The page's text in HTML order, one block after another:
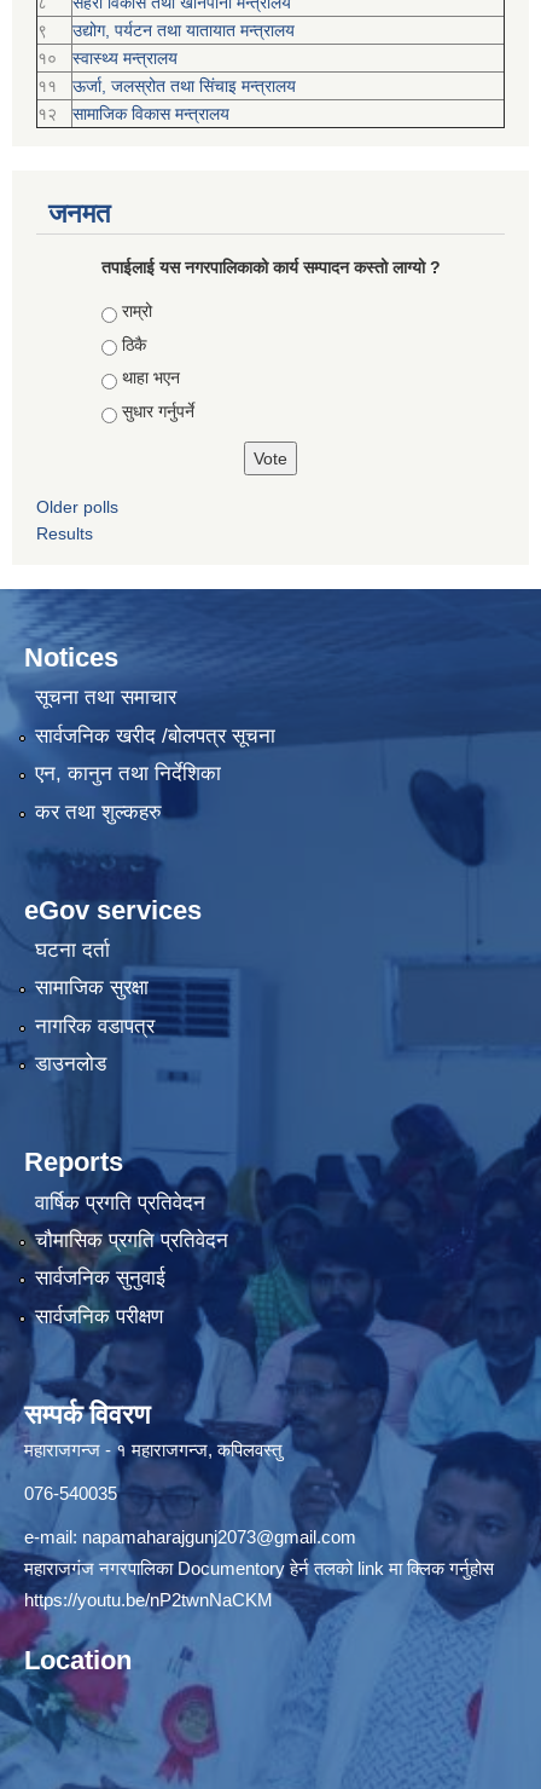
९
उद्योग, पर्यटन तथा यातायात मन्त्रालय
१०
स्वास्थ्य मन्त्रालय
११
ऊर्जा, जलस्रोत तथा सिंचाइ मन्त्रालय
१२
सामाजिक विकास मन्‍‍त्रालय
जनमत
तपाईलाई यस नगरपालिकाको कार्य सम्पादन कस्तो लाग्यो ?
Choices
राम्रो
ठिकै
थाहा भएन
सुधार गर्नुपर्ने
Older polls
Results
Notices
सूचना तथा समाचार
सार्वजनिक खरीद /बोलपत्र सूचना
एन, कानुन तथा निर्देशिका
कर तथा शुल्कहरु
eGov services
घटना दर्ता
सामाजिक सुरक्षा
नागरिक वडापत्र
डाउनलोड
Reports
वार्षिक प्रगति प्रतिवेदन
चौमासिक प्रगति प्रतिवेदन
सार्वजनिक सुनुवाई
सार्वजनिक परीक्षण
सम्पर्क विवरण
महाराजगन्ज - १ महाराजगन्ज, कपिलवस्तु
076-540035
e-mail: napamaharajgunj2073@gmail.com
महाराजगंज नगरपालिका Documentory हेर्न तलको link मा क्लिक गर्नुहोस
https://youtu.be/nP2twnNaCKM
Location